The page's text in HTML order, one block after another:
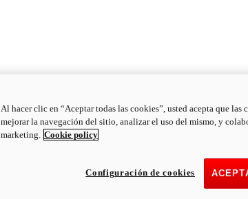
Al hacer clic en “Aceptar todas las cookies”, usted acepta que las
mejorar la navegación del sitio, analizar el uso del mismo, y
marketing. Cookie policy
Configuración de cookies